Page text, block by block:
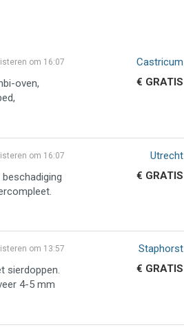
om 16:07
oven,
Castricum
€ GRATIS
om 16:07
Utrecht
€ GRATIS
om 13:57
sierdoppen.
4-5 mm
Staphorst
€ GRATIS